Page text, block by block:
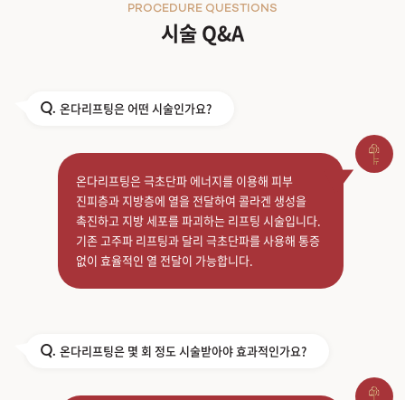
시술 Q&A
PROCEDURE QUESTIONS
Q. 온다리프팅은 어떤 시술인가요?
온다리프팅은 극초단파 에너지를 이용해 피부
진피층과 지방층에 열을 전달하여 콜라겐 생성을
촉진하고 지방 세포를 파괴하는 리프팅 시술입니다.
기존 고주파 리프팅과 달리 극초단파를 사용해 통증
없이 효율적인 열 전달이 가능합니다.
Q. 온다리프팅은 몇 회 정도 시술받아야 효과적인가요?